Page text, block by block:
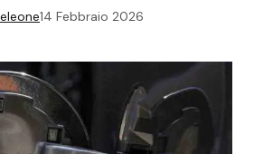
14 Febbraio 2026